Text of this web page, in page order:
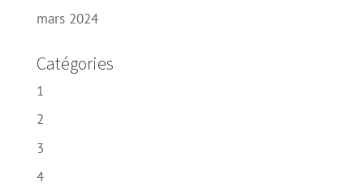
mars 2024
Catégories
1
2
3
4